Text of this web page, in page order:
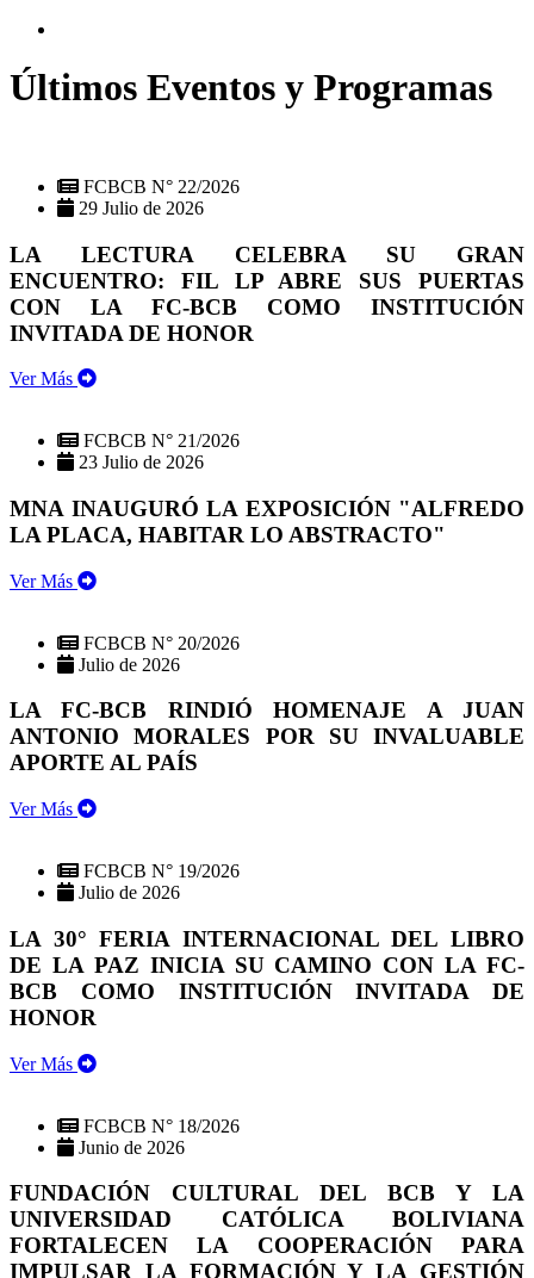
Últimos Eventos y Programas
FCBCB N° 22/2026
29 Julio de 2026
LA LECTURA CELEBRA SU GRAN
ENCUENTRO: FIL LP ABRE SUS PUERTAS
CON LA FC-BCB COMO INSTITUCIÓN
INVITADA DE HONOR
Ver Más
FCBCB N° 21/2026
23 Julio de 2026
MNA INAUGURÓ LA EXPOSICIÓN "ALFREDO
LA PLACA, HABITAR LO ABSTRACTO"
Ver Más
FCBCB N° 20/2026
Julio de 2026
LA FC-BCB RINDIÓ HOMENAJE A JUAN
ANTONIO MORALES POR SU INVALUABLE
APORTE AL PAÍS
Ver Más
FCBCB N° 19/2026
Julio de 2026
LA 30° FERIA INTERNACIONAL DEL LIBRO
DE LA PAZ INICIA SU CAMINO CON LA FC-
BCB COMO INSTITUCIÓN INVITADA DE
HONOR
Ver Más
FCBCB N° 18/2026
Junio de 2026
FUNDACIÓN CULTURAL DEL BCB Y LA
UNIVERSIDAD CATÓLICA BOLIVIANA
FORTALECEN LA COOPERACIÓN PARA
IMPULSAR LA FORMACIÓN Y LA GESTIÓN